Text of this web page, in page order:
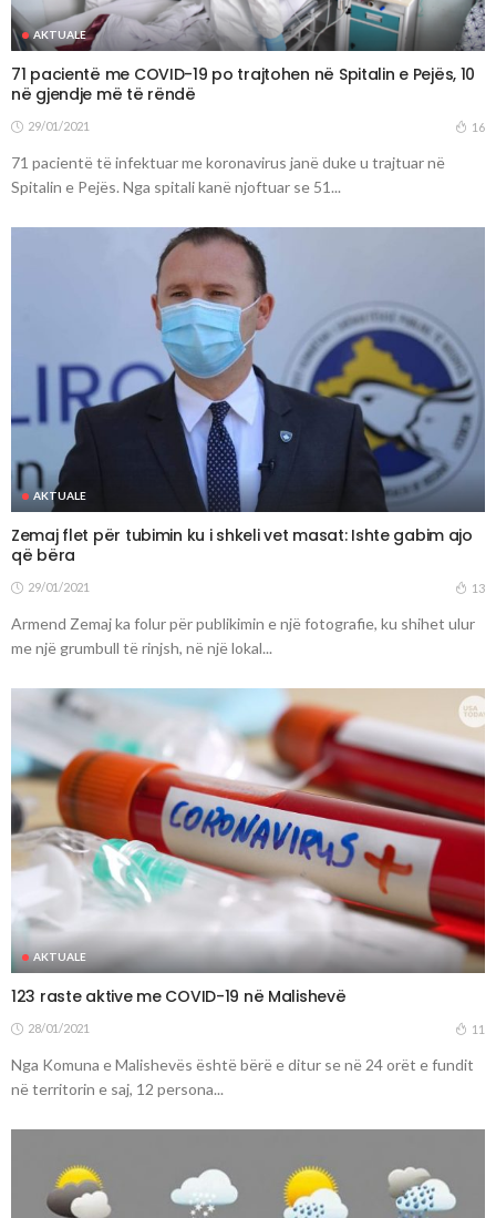
AKTUALE
71 pacientë me COVID-19 po trajtohen në Spitalin e Pejës, 10
në gjendje më të rëndë
29/01/2021 16
71 pacientë të infektuar me koronavirus janë duke u trajtuar në
Spitalin e Pejës. Nga spitali kanë njoftuar se 51...
AKTUALE
Zemaj flet për tubimin ku i shkeli vet masat: Ishte gabim ajo
që bëra
29/01/2021 13
Armend Zemaj ka folur për publikimin e një fotografie, ku shihet ulur
me një grumbull të rinjsh, në një lokal...
AKTUALE
123 raste aktive me COVID-19 në Malishevë
28/01/2021 11
Nga Komuna e Malishevës është bërë e ditur se në 24 orët e fundit
në territorin e saj, 12 persona...